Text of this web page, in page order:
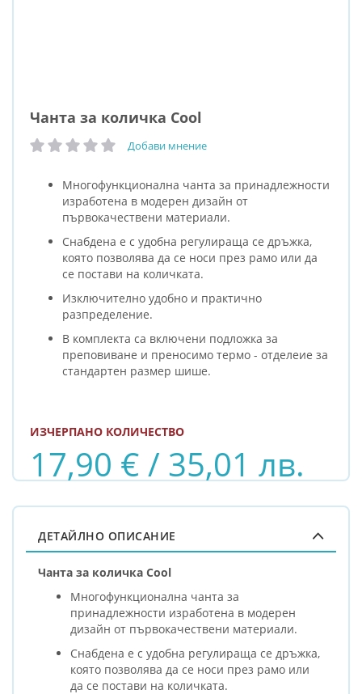
Чанта за количка Cool
рейтинг: Добави мнение
Многофункционална чанта за принадлежности
изработена в модерен дизайн от
първокачествени материали.
Снабдена е с удобна регулираща се дръжка,
която позволява да се носи през рамо или да
се постави на количката.
Изключително удобно и практично
разпределение.
В комплекта са включени подложка за
преповиване и преносимо термо - отделеие за
стандартен размер шише.
17,90 € / 35,01 лв.
ИЗЧЕРПАНО КОЛИЧЕСТВО
ДЕТАЙЛНО ОПИСАНИЕ
Чанта за количка Cool
Многофункционална чанта за
принадлежности изработена в модерен
дизайн от първокачествени материали.
Снабдена е с удобна регулираща се дръжка,
която позволява да се носи през рамо или
да се постави на количката.